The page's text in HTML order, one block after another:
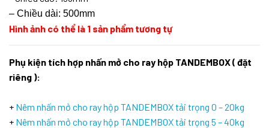
– Chiều dài: 500mm
Hình ảnh có thể là 1 sản phẩm tương tự
Phụ kiện tích hợp nhấn mở cho ray hộp TANDEMBOX ( đặt
riêng ):
+ Nêm nhấn mở cho ray hộp TANDEMBOX tải trọng 0 – 20kg
+ Nêm nhấn mở cho ray hộp TANDEMBOX tải trọng 5 – 40kg